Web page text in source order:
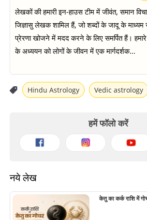
लेखकों की हमारी इन-हाउस टीम में जीवंत, समान
जिज्ञासु लेखक शामिल हैं, जो शब्दों के जादू के
प्रेरणा खोजने में मदद करने के लिए समर्पित हैं। हमारे
के अध्ययन को लोगों के जीवन में एक मार्गदर्शक...
Hindu Astrology Vedic astrology
हमें फॉलो करें
नये लेख
केतु का कर्क राशि में